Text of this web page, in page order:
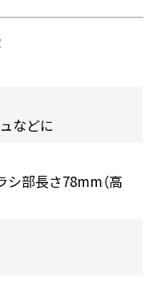
などに
部長さ78mm（高